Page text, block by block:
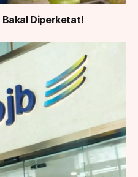
Bakal Diperketat!